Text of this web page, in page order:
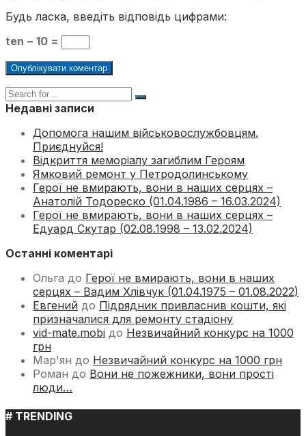
Будь ласка, введіть відповідь цифрами:
ten − 10 =
Недавні записи
Допомога нашим військовослужбовцям.
Приєднуйся!
Відкриття меморіалу загиблим Героям
Ямковий ремонт у Петродолинському
Герої не вмирають, вони в наших серцях –
Анатолій Тодореско (01.04.1986 – 16.03.2024)
Герої не вмирають, вони в наших серцях –
Едуард Скутар (02.08.1998 – 13.02.2024)
Останні коментарі
Ольга до Герої не вмирають, вони в наших
серцях – Вадим Хлівчук (01.04.1975 – 01.08.2022)
Евгений до Підрядник привласнив кошти, які
призначалися для ремонту стадіону
vid-mate.mobi до Незвичайний конкурс на 1000
грн
Мар'ян до Незвичайний конкурс на 1000 грн
Роман до Вони не пожежники, вони прості
люди…
# TRENDING